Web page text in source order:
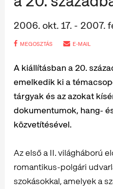
2006. okt. 17. - 2007.
MEGOSZTÁS E-MAIL
A kiállításban a 20.
emelkedik ki a
tárgyak és az azokat
dokumentumok, hang-
közvetítésével.
Az első a II. világháború
romantikus-polgári
szokásokkal, amelyek a